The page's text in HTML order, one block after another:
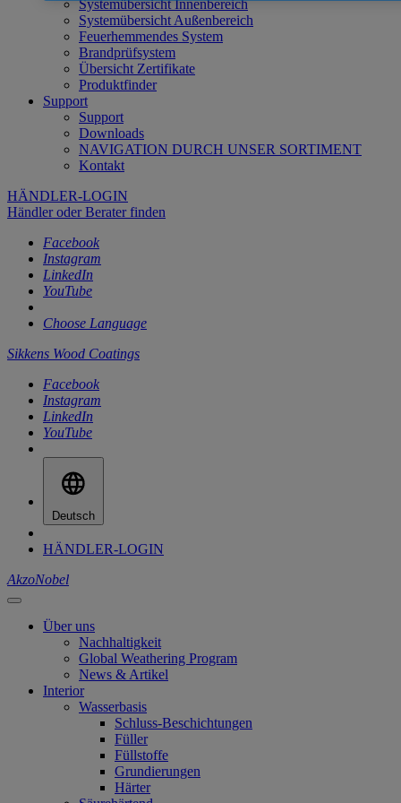
Systemübersicht Innenbereich
Systemübersicht Außenbereich
Feuerhemmendes System
Brandprüfsystem
Übersicht Zertifikate
Produktfinder
Support
Support
Downloads
NAVIGATION DURCH UNSER SORTIMENT
Kontakt
HÄNDLER-LOGIN
Händler oder Berater finden
Facebook
Instagram
LinkedIn
YouTube
Choose Language
Sikkens Wood Coatings
Facebook
Instagram
LinkedIn
YouTube
Deutsch
HÄNDLER-LOGIN
AkzoNobel
Über uns
Nachhaltigkeit
Global Weathering Program
News & Artikel
Interior
Wasserbasis
Schluss-Beschichtungen
Füller
Füllstoffe
Grundierungen
Härter